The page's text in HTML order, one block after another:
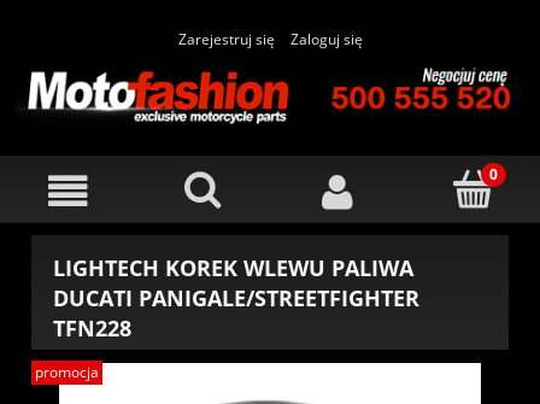
Zarejestruj się Zaloguj się
LIGHTECH KOREK WLEWU PALIWA
DUCATI PANIGALE/STREETFIGHTER
TFN228
promocja